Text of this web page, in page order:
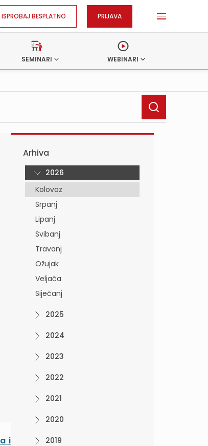
ISPROBAJ BESPLATNO PRIJAVA
SEMINARI WEBINARI
i
Arhiva
2026
Kolovoz
Srpanj
Lipanj
Svibanj
Travanj
Ožujak
Veljača
Siječanj
2025
2024
2023
2022
2021
2020
2019